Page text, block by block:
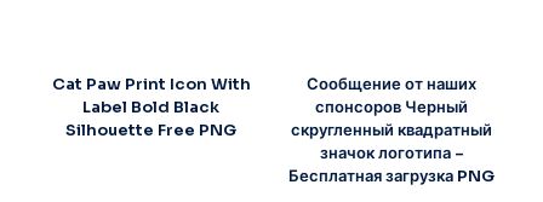
Cat Paw Print Icon With
Label Bold Black
Silhouette Free PNG
Сообщение от наших
спонсоров Черный
скругленный квадратный
значок логотипа –
Бесплатная загрузка PNG